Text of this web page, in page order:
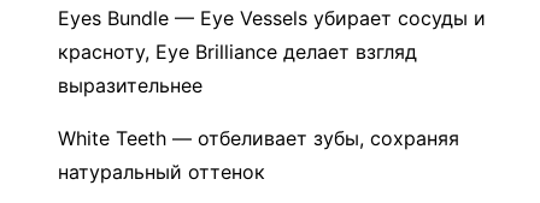
Eyes Bundle — Eye Vessels убирает сосуды и
красноту, Eye Brilliance делает взгляд
выразительнее
White Teeth — отбеливает зубы, сохраняя
натуральный оттенок